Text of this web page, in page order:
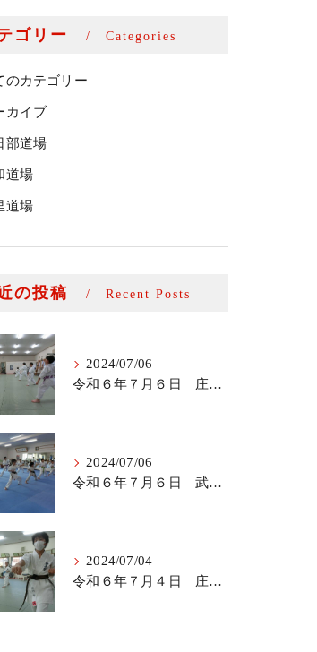
ゴリー Categories
のカテゴリー
カイブ
部道場
道場
道場
の投稿 Recent Posts
2024/07/06
令和６年７月６日 庄和道場少年部
2024/07/06
令和６年７月６日 武里道場少年部
2024/07/04
令和６年７月４日 庄和道場の稽古